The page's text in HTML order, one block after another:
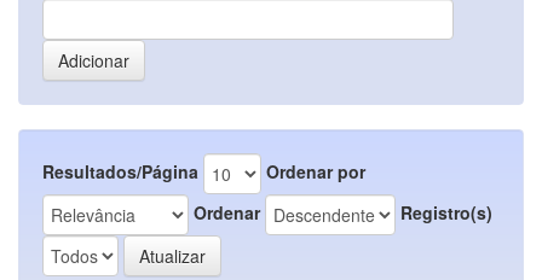
Resultados/Página
Ordenar por
Ordenar
Registro(s)